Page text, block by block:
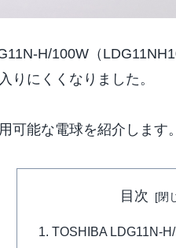
H/100W（
りにくくなりました。
可能な電球を紹介します。
目次
TOSHIBA LDG11N-